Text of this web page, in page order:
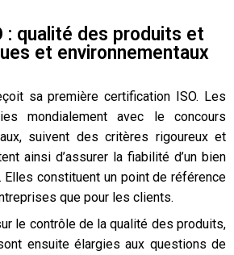
: qualité des produits et
et environnementaux
sa première certification ISO. Les
mondialement avec le concours
suivent des critères rigoureux et
ainsi d’assurer la fiabilité d’un bien
Elles constituent un point de référence
que pour les clients.
le contrôle de la qualité des produits,
ensuite élargies aux questions de